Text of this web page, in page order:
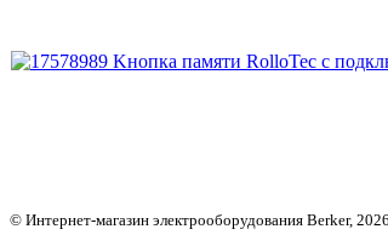
© Интернет-магазин электрооборудования Berker, 2026